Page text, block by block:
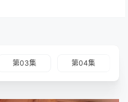
第03集 第04集